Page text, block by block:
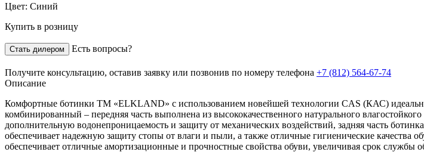
Цвет: Синий
Купить в розницу
Стать дилером Есть вопросы?
Получите консультацию, оставив заявку или позвонив по номеру телефона +7 (812) 564-67-74
Описание
Комфортные ботинки ТМ «ELKLAND» с использованием новейшей технологии CAS (КАС)
комбинированный – передняя часть выполнена из высококачественного натурального
дополнительную водонепроницаемость и защиту от механических воздействий, задняя часть
обеспечивает надежную защиту стопы от влаги и пыли, а также отличные гигиенические
обеспечивает отличные амортизационные и прочностные свойства обуви, увеличивая срок